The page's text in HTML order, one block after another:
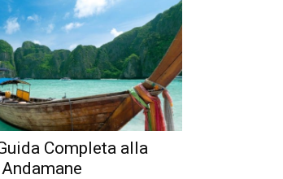
Completa alla